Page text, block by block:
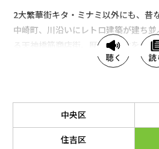
2大繁華街キタ・ミナミ以外にも、昔
中崎町、川沿いにレトロ建築が建ち
る天神橋筋商店街、歴史や文化を感
周辺など、エリアによって多彩な顔を
中央区
住吉区